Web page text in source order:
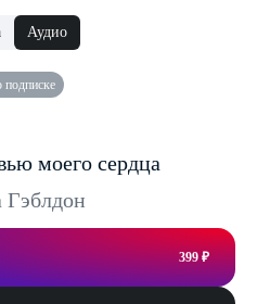
Аудио
подписке
моего сердца
Гэблдон
399 ₽